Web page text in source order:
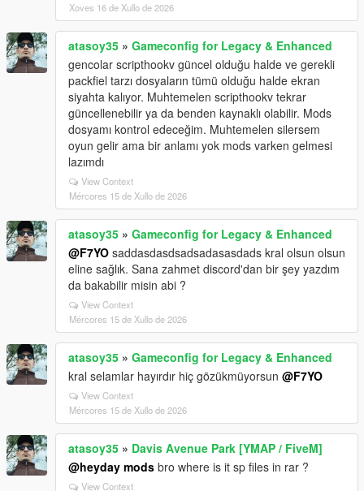
Xoves 16 de Xullo de 2026
atasoy35 » Gameconfig for Legacy & Enhanced
gencolar scripthookv güncel olduğu halde ve gerekli
packfiel tarzı dosyaların tümü olduğu halde ekran
siyahta kalıyor. Muhtemelen scripthookv tekrar
güncellenebilir ya da benden kaynaklı olabilir. Mods
dosyamı kontrol edeceğim. Muhtemelen silersem
oyun gelir ama bir anlamı yok mods varken gelmesi
lazımdı
View Context
Mércores 15 de Xullo de 2026
atasoy35 » Gameconfig for Legacy & Enhanced
@F7YO saddasdasdsadsadasasdads kral olsun olsun
eline sağlık. Sana zahmet discord'dan bir şey yazdım
da bakabilir misin abi ?
View Context
Mércores 15 de Xullo de 2026
atasoy35 » Gameconfig for Legacy & Enhanced
kral selamlar hayırdır hiç gözükmüyorsun @F7YO
View Context
Mércores 15 de Xullo de 2026
atasoy35 » Davis Avenue Park [YMAP / FiveM]
@heyday mods bro where is it sp files in rar ?
View Context